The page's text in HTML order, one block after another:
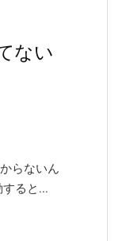
ない
らないん
ると...